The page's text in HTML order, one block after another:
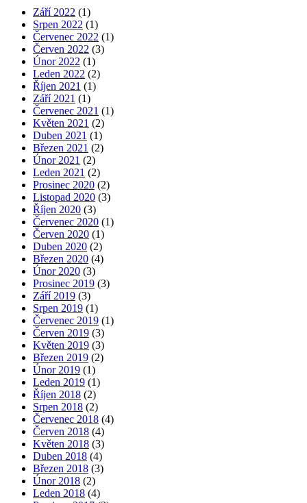
Září 2022 (1)
Srpen 2022 (1)
Červenec 2022 (1)
Červen 2022 (3)
Únor 2022 (1)
Leden 2022 (2)
Říjen 2021 (1)
Září 2021 (1)
Červenec 2021 (1)
Květen 2021 (2)
Duben 2021 (1)
Březen 2021 (2)
Únor 2021 (2)
Leden 2021 (2)
Prosinec 2020 (2)
Listopad 2020 (3)
Říjen 2020 (3)
Červenec 2020 (1)
Červen 2020 (1)
Duben 2020 (2)
Březen 2020 (4)
Únor 2020 (3)
Prosinec 2019 (3)
Září 2019 (3)
Srpen 2019 (1)
Červenec 2019 (1)
Červen 2019 (3)
Květen 2019 (3)
Březen 2019 (2)
Únor 2019 (1)
Leden 2019 (1)
Říjen 2018 (2)
Srpen 2018 (2)
Červenec 2018 (4)
Červen 2018 (4)
Květen 2018 (3)
Duben 2018 (4)
Březen 2018 (3)
Únor 2018 (2)
Leden 2018 (4)